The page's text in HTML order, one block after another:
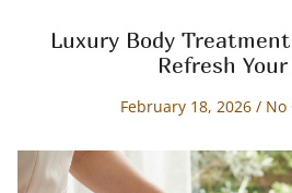
Luxury Body
Refresh
February 18, 2026 No